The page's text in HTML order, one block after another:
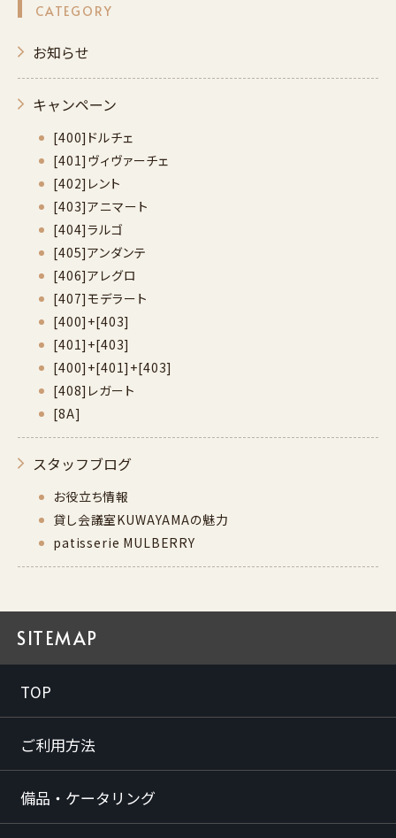
CATEGORY
お知らせ
キャンペーン
[400]ドルチェ
[401]ヴィヴァーチェ
[402]レント
[403]アニマート
[404]ラルゴ
[405]アンダンテ
[406]アレグロ
[407]モデラート
[400]+[403]
[401]+[403]
[400]+[401]+[403]
[408]レガート
[8A]
スタッフブログ
お役立ち情報
貸し会議室KUWAYAMAの魅力
patisserie MULBERRY
SITEMAP
TOP
ご利用方法
備品・ケータリング